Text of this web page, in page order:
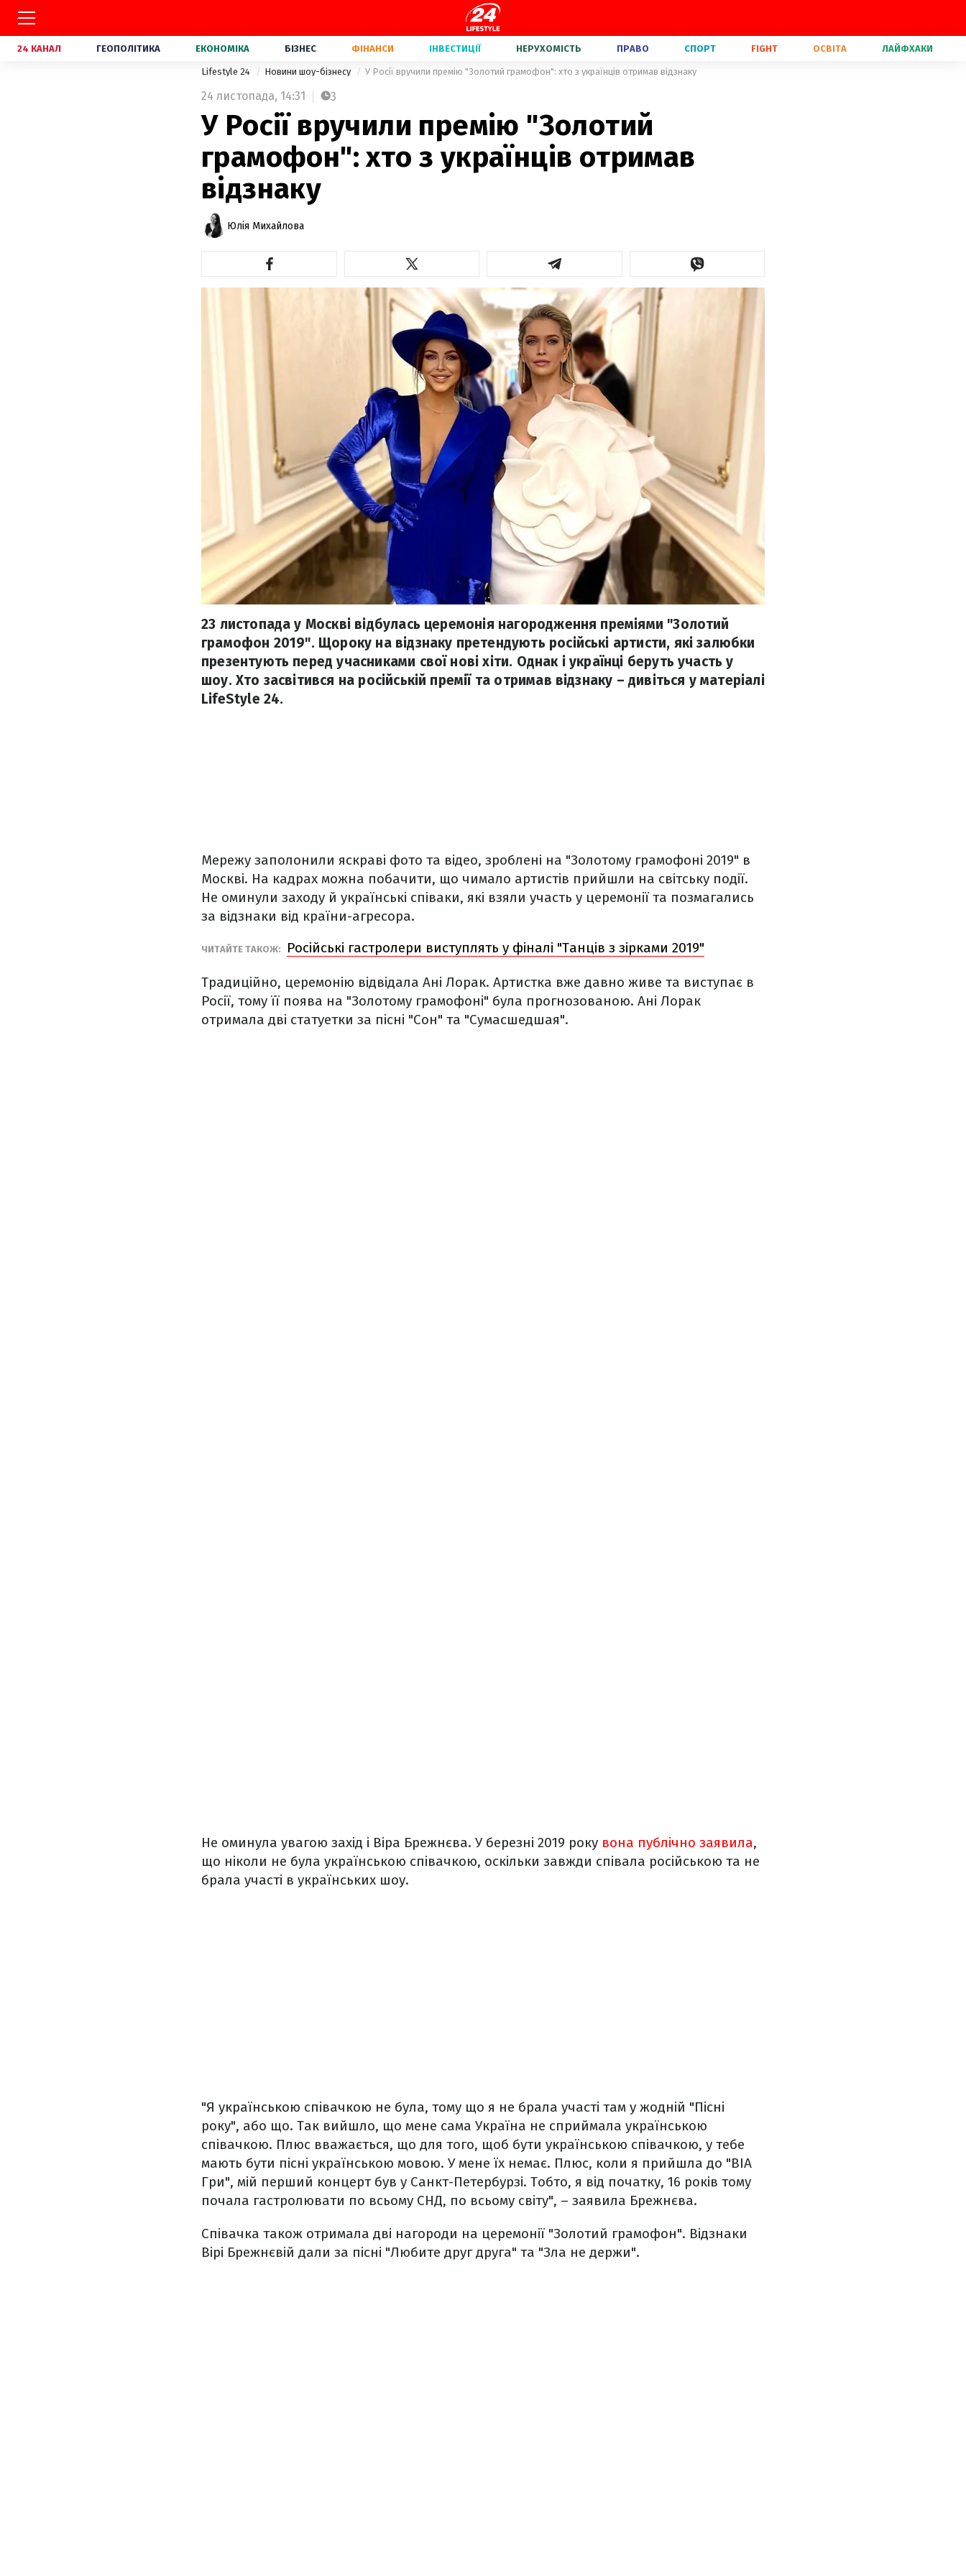
24 КАНАЛ ГЕОПОЛІТИКА ЕКОНОМІКА БІЗНЕС ФІНАНСИ ІНВЕСТИЦІЇ НЕРУХОМІСТЬ ПРАВО СПОРТ FIGHT ОСВІТА ЛАЙФХАКИ
Lifestyle 24 Новини шоу-бізнесу У Росії вручили премію "Золотий грамофон": хто з українців отримав відзнаку
24 листопада, 14:31 3
У Росії вручили премію "Золотий
грамофон": хто з українців отримав
відзнаку
Юлія Михайлова
23 листопада у Москві відбулась церемонія нагородження преміями "Золотий
грамофон 2019". Щороку на відзнаку претендують російські артисти, які залюбки
презентують перед учасниками свої нові хіти. Однак і українці беруть участь у
шоу. Хто засвітився на російській премії та отримав відзнаку – дивіться у матеріалі
LifeStyle 24.
Мережу заполонили яскраві фото та відео, зроблені на "Золотому грамофоні 2019" в
Москві. На кадрах можна побачити, що чимало артистів прийшли на світську події.
Не оминули заходу й українські співаки, які взяли участь у церемонії та позмагались
за відзнаки від країни-агресора.
ЧИТАЙТЕ ТАКОЖ: Російські гастролери виступлять у фіналі "Танців з зірками 2019"
Традиційно, церемонію відвідала Ані Лорак. Артистка вже давно живе та виступає в
Росії, тому її поява на "Золотому грамофоні" була прогнозованою. Ані Лорак
отримала дві статуетки за пісні "Сон" та "Сумасшедшая".
Не оминула увагою захід і Віра Брежнєва. У березні 2019 року вона публічно заявила,
що ніколи не була українською співачкою, оскільки завжди співала російською та не
брала участі в українських шоу.
"Я українською співачкою не була, тому що я не брала участі там у жодній "Пісні
року", або що. Так вийшло, що мене сама Україна не сприймала українською
співачкою. Плюс вважається, що для того, щоб бути українською співачкою, у тебе
мають бути пісні українською мовою. У мене їх немає. Плюс, коли я прийшла до "ВІА
Гри", мій перший концерт був у Санкт-Петербурзі. Тобто, я від початку, 16 років тому
почала гастролювати по всьому СНД, по всьому світу", – заявила Брежнєва.
Співачка також отримала дві нагороди на церемонії "Золотий грамофон". Відзнаки
Вірі Брежнєвій дали за пісні "Любите друг друга" та "Зла не держи".